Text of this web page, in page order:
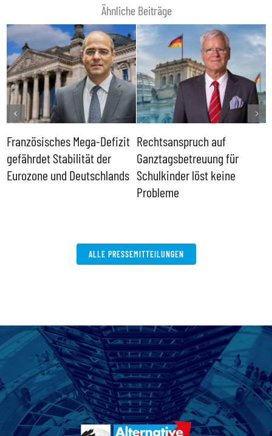
Ähnliche Beiträge
Französisches Mega-Defizit
gefährdet Stabilität der
Eurozone und Deutschlands
Rechtsanspruch auf
Ganztagsbetreuung für
Schulkinder löst keine
Probleme
ALLE PRESSEMITTEILUNGEN